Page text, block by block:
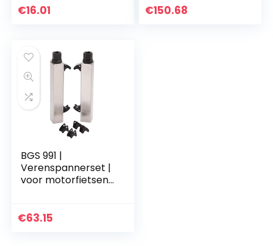
€16.01 €150.68
BGS 991 |
Verenspannerset |
voor motorfietsen |
€63.15